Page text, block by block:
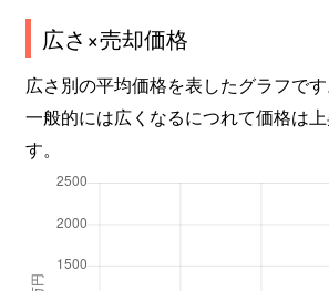
広さ×売却価格
広さ別の平均価格を表したグラフです
一般的には広くなるにつれて価格は
す。